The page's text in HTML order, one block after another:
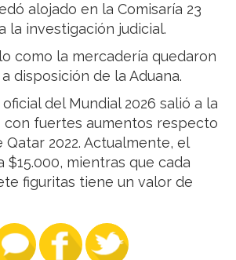
alojado en la Comisaría 23
la investigación judicial.
como la mercadería quedaron
disposición de la Aduana.
del Mundial 2026 salió a la
con fuertes aumentos respecto
2022. Actualmente, el
$15.000, mientras que cada
figuritas tiene un valor de